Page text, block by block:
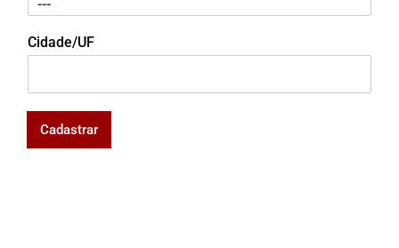
Cidade/UF
Cadastrar